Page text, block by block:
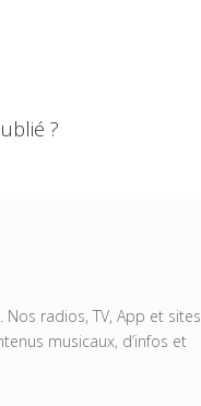
?
radios, TV, App et sites
musicaux, d’infos et